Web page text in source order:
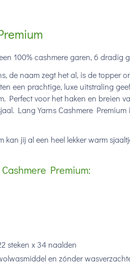
100% cashmere garen, 6 dradig
de naam zegt het al, is de topper
een prachtige, luxe uitstraling
Perfect voor het haken en breien
Lang Yarns Cashmere
kan jij al een heel lekker warm
Premium:
steken x 34 naalden
en zónder